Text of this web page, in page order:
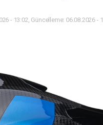
- 13:02, Güncelleme: 06.08.2026 -